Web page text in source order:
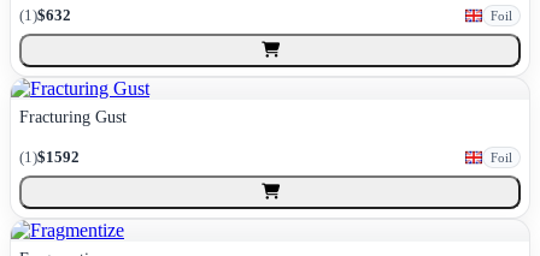
(1)$632 Foil
Fracturing Gust
(1)$1592 Foil